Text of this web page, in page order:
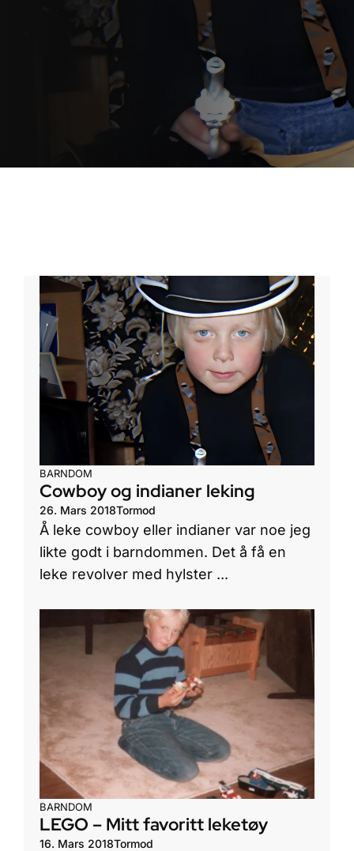
BARNDOM
Cowboy og indianer leking
26. Mars 2018Tormod
Å leke cowboy eller indianer var noe jeg
likte godt i barndommen. Det å få en
leke revolver med hylster ...
BARNDOM
LEGO – Mitt favoritt leketøy
16. Mars 2018Tormod